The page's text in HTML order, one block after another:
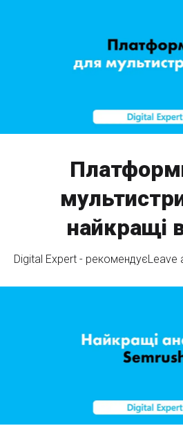
найкращі
Digital Expert - рекомендуєLeave